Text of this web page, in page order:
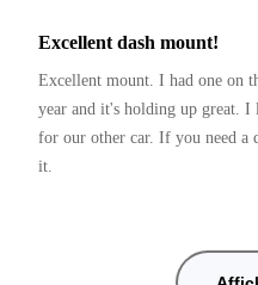
Excellent dash mount!
Excellent mount. I had one on
year and it's holding up great.
for our other car. If you need a
it.